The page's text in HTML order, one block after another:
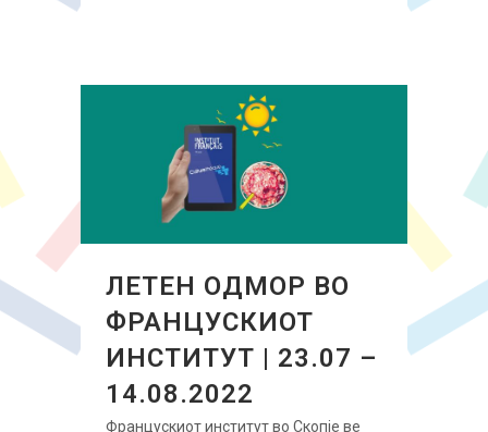
ЛЕТЕН ОДМОР ВО
ФРАНЦУСКИОТ
ИНСТИТУТ | 23.07 –
14.08.2022
Францускиот институт во Скопје ве